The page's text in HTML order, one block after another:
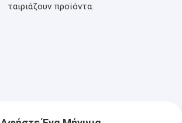
ταιριάζουν προϊόντα.